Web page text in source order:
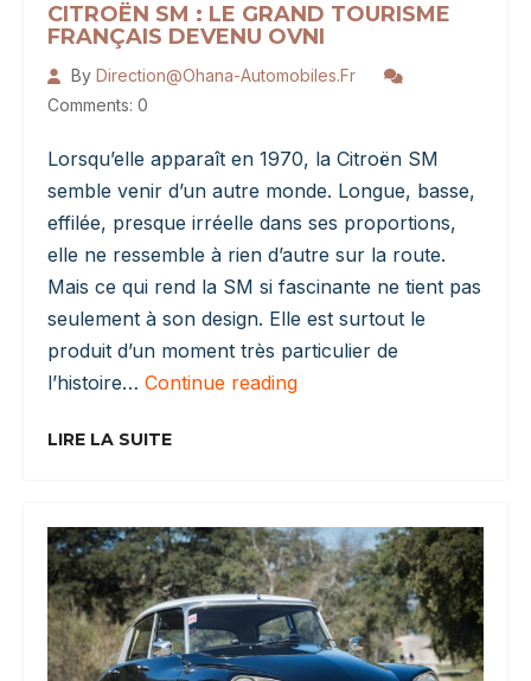
CITROËN SM : LE GRAND TOURISME
FRANÇAIS DEVENU OVNI
By Direction@ohana-Automobiles.fr
Comments: 0
Lorsqu’elle apparaît en 1970, la Citroën SM
semble venir d’un autre monde. Longue, basse,
effilée, presque irréelle dans ses proportions,
elle ne ressemble à rien d’autre sur la route.
Mais ce qui rend la SM si fascinante ne tient pas
seulement à son design. Elle est surtout le
produit d’un moment très particulier de
l’histoire… Continue readingCitroën
Français
Devenu
Ovni
LIRE LA SUITE